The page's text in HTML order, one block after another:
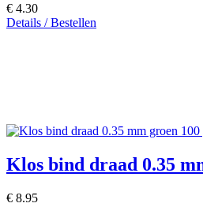
€ 4.30
Details / Bestellen
Klos bind draad 0.35
€ 8.95